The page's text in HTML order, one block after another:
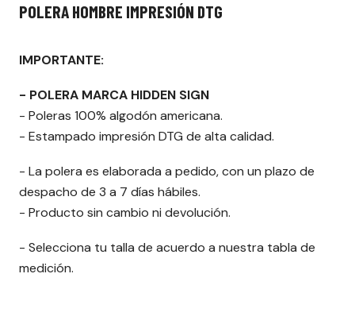
POLERA HOMBRE IMPRESIÓN DTG
IMPORTANTE:
- POLERA MARCA HIDDEN SIGN
- Poleras 100% algodón americana.
- Estampado impresión DTG de alta calidad.
- La polera es elaborada a pedido, con un plazo de
despacho de 3 a 7 días hábiles.
- Producto sin cambio ni devolución.
- Selecciona tu talla de acuerdo a nuestra tabla de
medición.